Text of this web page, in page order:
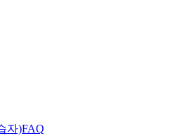
자)FAQ